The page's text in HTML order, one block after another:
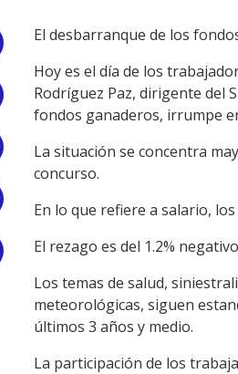
Facebook
WhatsApp
Email
Copy
Link
El desbarranque de los
Hoy es el día de los
Rodríguez Paz, dirigente del
fondos ganaderos, irrumpe
La situación se concentra
concurso.
En lo que refiere a salario,
El rezago es del 1.2%
Los temas de salud,
meteorológicas, siguen
últimos 3 años y medio.
La participación de los